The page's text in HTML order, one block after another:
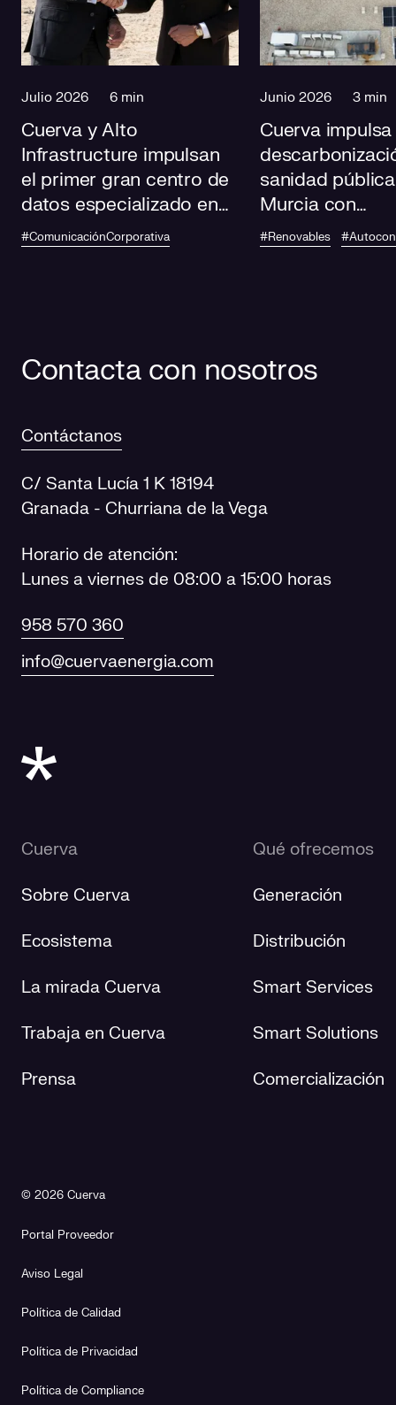
Julio 2026 6 min
Cuerva y Alto
Infrastructure impulsan
el primer gran centro de
datos especializado en
IA de Andalucía
#ComunicaciónCorporativa
Junio 2026 3 min
Cuerva
sanidad
Murcia con
autoconsumo
fotovoltaico en
#Renovables
Contacta con nosotros
Contáctanos
C/ Santa Lucía 1 K 18194
Granada - Churriana de la Vega
Horario de atención:
Lunes a viernes de 08:00 a 15:00 horas
958 570 360
info@cuervaenergia.com
Cuerva
Sobre Cuerva
Ecosistema
La mirada Cuerva
Trabaja en Cuerva
Prensa
Qué ofrecemos
Generación
Distribución
Smart Services
Smart Solutions
Comercialización
© 2026 Cuerva
Portal Proveedor
Aviso Legal
Política de Calidad
Política de Privacidad
Política de Compliance